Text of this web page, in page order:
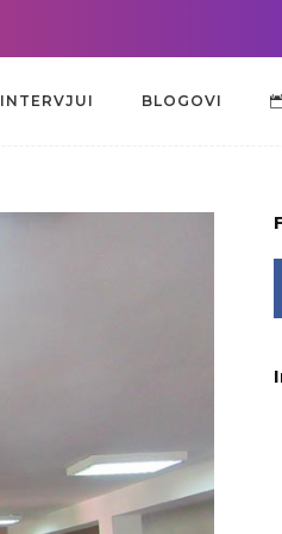
INTERVJUI BLOGOVI